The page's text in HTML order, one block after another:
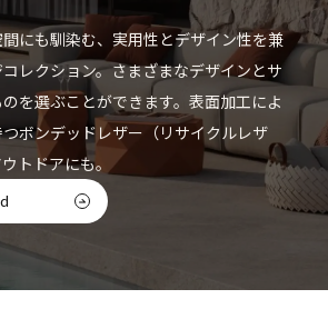
にも馴染む、実用性とデザイン性を兼
レクション。さまざまなデザインとサ
を選ぶことができます。表面加工によ
ボンデッドレザー（リサイクルレザ
トドアにも。